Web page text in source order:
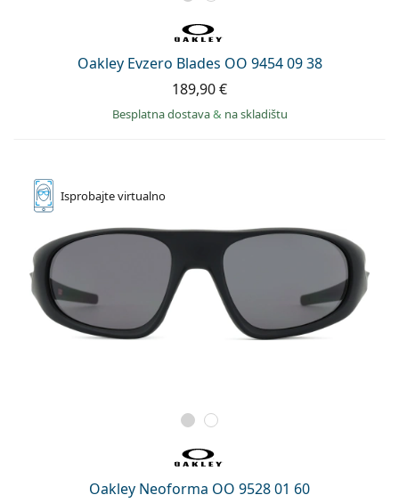
Oakley Evzero Blades OO 9454 09 38
189,90 €
Besplatna dostava& na skladištu
Isprobajtevirtualno
Oakley Neoforma OO 9528 01 60